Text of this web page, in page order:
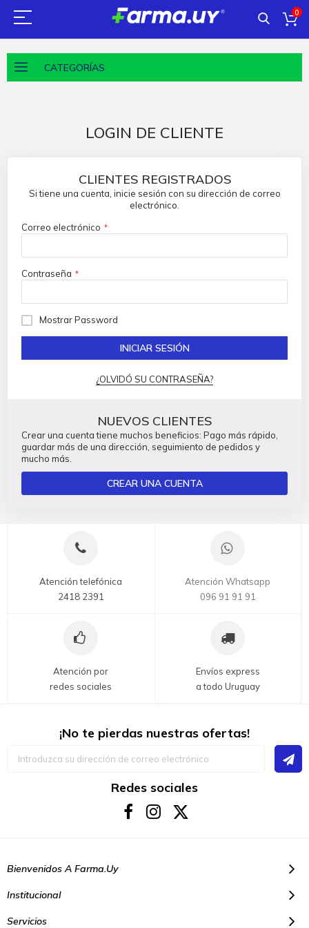
0
CATEGORÍAS
LOGIN DE CLIENTE
CLIENTES REGISTRADOS
Si tiene una cuenta, inicie sesión con su dirección de correo
electrónico.
Correo electrónico
Contraseña
Mostrar Password
INICIAR SESIÓN
¿OLVIDÓ SU CONTRASEÑA?
NUEVOS CLIENTES
Crear una cuenta tiene muchos beneficios: Pago más rápido,
guardar más de una dirección, seguimiento de pedidos y
mucho más.
CREAR UNA CUENTA
Atención telefónica
2418 2391
Atención Whatsapp
096 91 91 91
Atención por
redes sociales
Envíos express
a todo Uruguay
¡No te pierdas nuestras ofertas!
Redes sociales
Bienvenidos A Farma.uy
Institucional
Servicios